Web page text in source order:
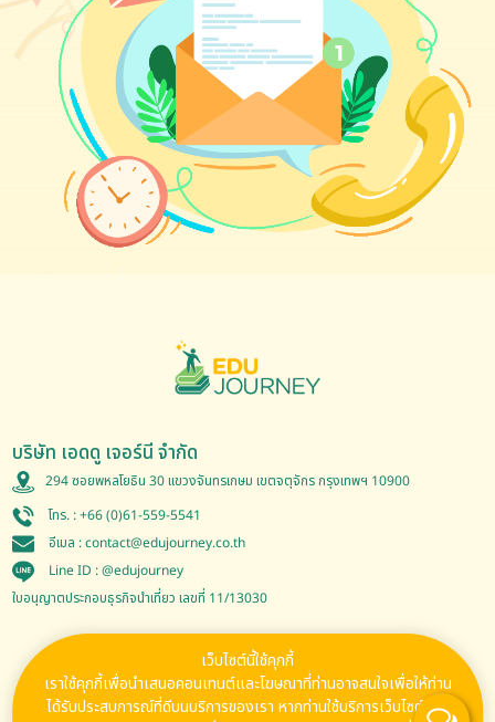
บริษัท เอดดู เจอร์นี จำกัด
294 ซอยพหลโยธิน 30 แขวงจันทรเกษม เขตจตุจักร กรุงเทพฯ 10900
โทร. :+66 (0)61-559-5541
อีเมล :contact@edujourney.co.th
Line ID :@edujourney
ใบอนุญาตประกอบธุรกิจนำเที่ยว เลขที่ 11/13030
Follow Us
เว็บไซต์นี้ใช้คุกกี้
เราใช้คุกกี้เพื่อนำเสนอคอนเทนต์และโฆษณาที่ท่านอาจสนใจเพื่อให้ท่าน
ได้รับประสบการณ์ที่ดีบนบริการของเรา หากท่านใช้บริการเว็บไซต์ของ